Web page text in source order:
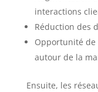
interactions
Réduction des
Opportunité
autour de la
Ensuite, les